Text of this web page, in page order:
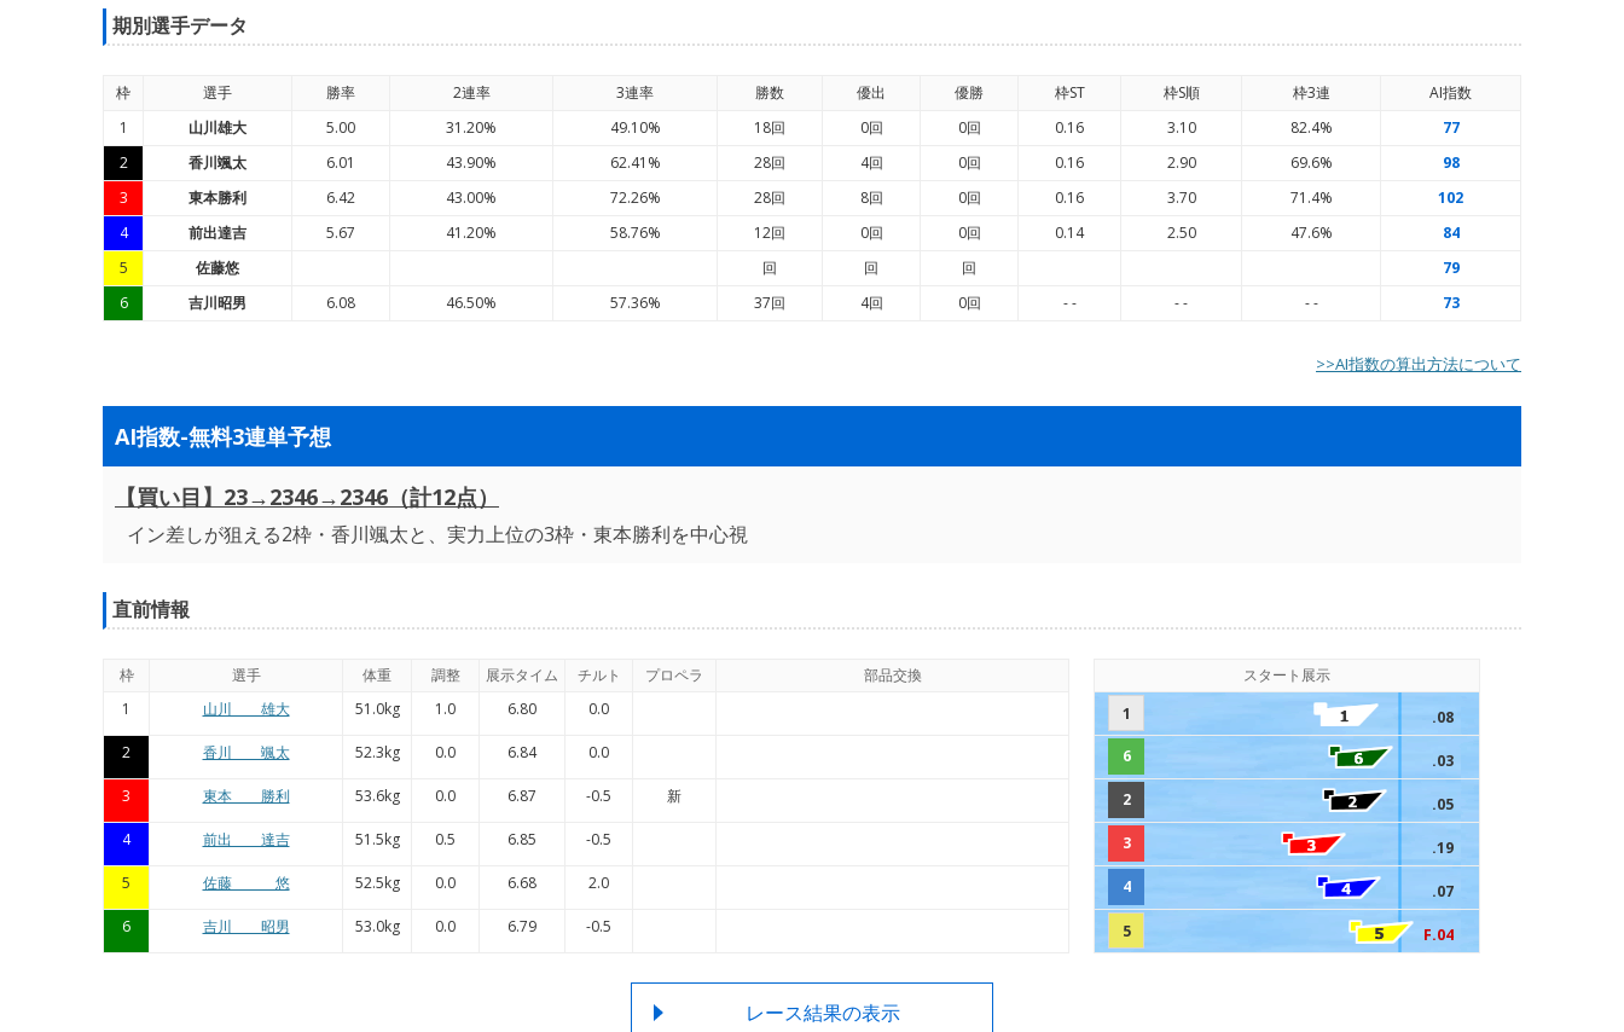
期別選手データ
枠 選手 勝率 2連率 3連率 勝数 優出 優勝 枠ST 枠S順 枠3連 AI指数
1
山川雄大 5.00 31.20% 49.10% 18回 0回 0回 0.16 3.10 82.4%
77
2
香川颯太 6.01 43.90% 62.41% 28回 4回 0回 0.16 2.90 69.6%
98
3
東本勝利 6.42 43.00% 72.26% 28回 8回 0回 0.16 3.70 71.4%
102
4
前出達吉 5.67 41.20% 58.76% 12回 0回 0回 0.14 2.50 47.6%
84
5
佐藤悠 回 回 回
79
6
吉川昭男 6.08 46.50% 57.36% 37回 4回 0回 - - - - - - 73
>>AI指数の算出方法について
AI指数-無料3連単予想
【買い目】23→2346→2346（計12点）
イン差しが狙える2枠・香川颯太と、実力上位の3枠・東本勝利を中心視
直前情報
枠 選手 体重 調整 展示タイム チルト プロペラ
部品交換
1
山川 雄大 51.0kg 1.0 6.80 0.0
2 香川 颯太 52.3kg 0.0 6.84 0.0
3 東本 勝利 53.6kg 0.0 6.87 -0.5 新
4 前出 達吉 51.5kg 0.5 6.85 -0.5
5 佐藤 悠 52.5kg 0.0 6.68 2.0
6 吉川 昭男 53.0kg 0.0 6.79 -0.5
スタート展示
1
.08
6
.03
2
.05
3
.19
4
.07
5
F.04
レース結果の表示